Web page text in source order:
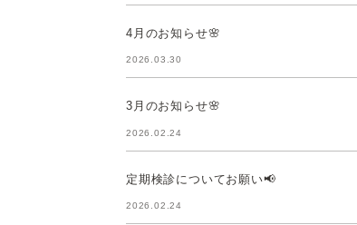
4月のお知らせ🌸
2026.03.30
3月のお知らせ🌸
2026.02.24
定期検診についてお願い📢
2026.02.24